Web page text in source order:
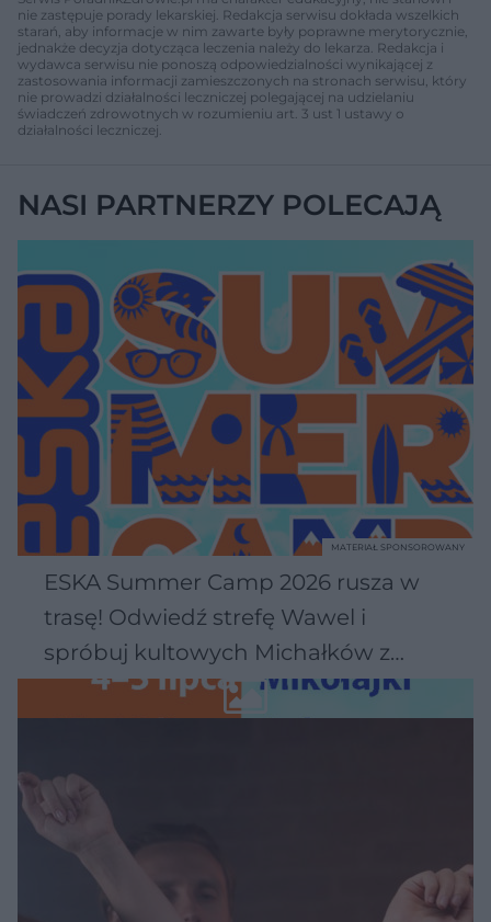
nie zastępuje porady lekarskiej. Redakcja serwisu dokłada wszelkich
starań, aby informacje w nim zawarte były poprawne merytorycznie,
jednakże decyzja dotycząca leczenia należy do lekarza. Redakcja i
wydawca serwisu nie ponoszą odpowiedzialności wynikającej z
zastosowania informacji zamieszczonych na stronach serwisu, który
nie prowadzi działalności leczniczej polegającej na udzielaniu
świadczeń zdrowotnych w rozumieniu art. 3 ust 1 ustawy o
działalności leczniczej.
NASI PARTNERZY POLECAJĄ
ESKA Summer Camp 2026 rusza w
trasę! Odwiedź strefę Wawel i
spróbuj kultowych Michałków z
Wawelu
MATERIAŁ SPONSOROWANY